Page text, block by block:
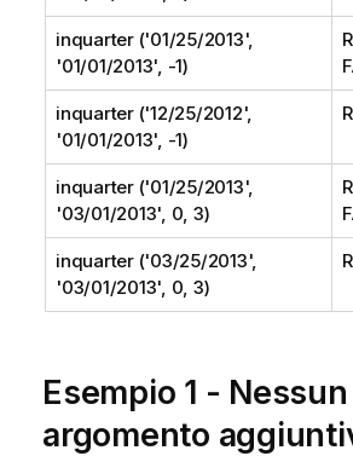
inquarter ('01/25/2013',
'01/01/2013', -1)
inquarter ('12/25/2012',
'01/01/2013', -1)
inquarter ('01/25/2013',
'03/01/2013', 0, 3)
inquarter ('03/25/2013',
'03/01/2013', 0, 3)
Esempio 1 - Nessun
argomento